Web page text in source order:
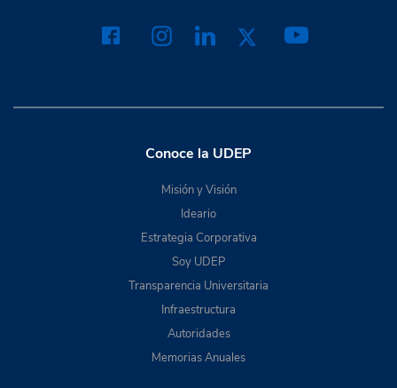
Conoce la UDEP
Misión y Visión
Ideario
Estrategia Corporativa
Soy UDEP
Transparencia Universitaria
Infraestructura
Autoridades
Memorias Anuales